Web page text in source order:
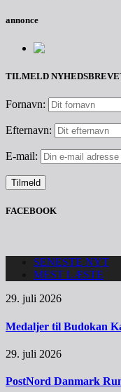
annonce
TILMELD
Fornavn:
Efternavn:
E-mail:
FACEBOOK
SENESTE NYT
MEST LÆSTE
29. juli 2026
Medaljer til Budokan
29. juli 2026
PostNord Danmark